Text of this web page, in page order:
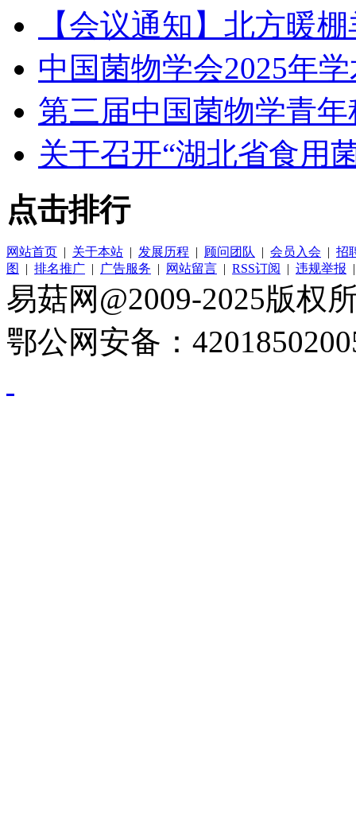
【会议通知】北方暖
中国菌物学会2025年
第三届中国菌物学青
关于召开“湖北省食用
点击排行
网站首页 | 关于本站 | 发展历程 | 顾问团队 | 会员入会 | 招
图
| 排名推广 | 广告服务 | 网站留言 | RSS订阅 | 违规举报
易菇网@2009-2025版权
鄂公网安备：